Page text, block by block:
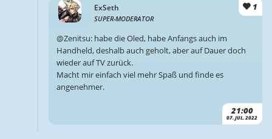
ExSeth
SUPER-MODERATOR
1
21:00
07. JUL. 2022
@Zenitsu: habe die Oled, habe Anfangs auch im
Handheld, deshalb auch geholt, aber auf Dauer doch
wieder auf TV zurück.
Macht mir einfach viel mehr Spaß und finde es
angenehmer.